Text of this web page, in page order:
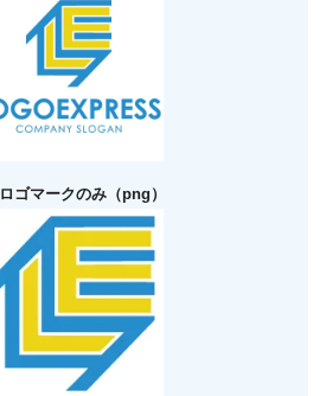
ロゴマークのみ（png）